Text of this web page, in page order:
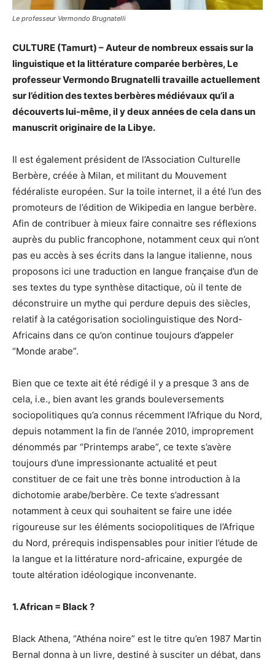
Le professeur Vermondo Brugnatelli
CULTURE (Tamurt) – Auteur de nombreux essais sur la
linguistique et la littérature comparée berbères, Le
professeur Vermondo Brugnatelli travaille actuellement
sur l’édition des textes berbères médiévaux qu’il a
découverts lui-même, il y deux années de cela dans un
manuscrit originaire de la Libye.
Il est également président de l’Association Culturelle
Berbère, créée à Milan, et militant du Mouvement
fédéraliste européen. Sur la toile internet, il a été l’un des
promoteurs de l’édition de Wikipedia en langue berbère.
Afin de contribuer à mieux faire connaitre ses réflexions
auprès du public francophone, notamment ceux qui n’ont
pas eu accès à ses écrits dans la langue italienne, nous
proposons ici une traduction en langue française d’un de
ses textes du type synthèse ditactique, où il tente de
déconstruire un mythe qui perdure depuis des siècles,
relatif à la catégorisation sociolinguistique des Nord-
Africains dans ce qu’on continue toujours d’appeler
“Monde arabe”.
Bien que ce texte ait été rédigé il y a presque 3 ans de
cela, i.e., bien avant les grands bouleversements
sociopolitiques qu’a connus récemment l’Afrique du Nord,
depuis notamment la fin de l’année 2010, improprement
dénommés par “Printemps arabe”, ce texte s’avère
toujours d’une impressionante actualité et peut
constituer de ce fait une très bonne introduction à la
dichotomie arabe/berbère. Ce texte s’adressant
notamment à ceux qui souhaitent se faire une idée
rigoureuse sur les éléments sociopolitiques de l’Afrique
du Nord, prérequis indispensables pour initier l’étude de
la langue et la littérature nord-africaine, expurgée de
toute altération idéologique inconvenante.
1. African = Black ?
Black Athena, “Athéna noire” est le titre qu’en 1987 Martin
Bernal donna à un livre, destiné à susciter un débat, dans